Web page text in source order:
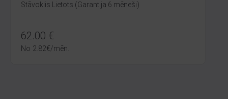
Stāvoklis Lietots (Garantija 6 mēneši)
62.00 €
No 2.82€/mēn.